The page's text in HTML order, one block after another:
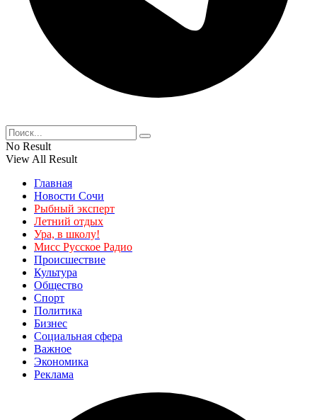
No Result
View All Result
Главная
Новости Сочи
Рыбный эксперт
Летний отдых
Ура, в школу!
Мисс Русское Радио
Происшествие
Культура
Общество
Спорт
Политика
Бизнес
Социальная сфера
Важное
Экономика
Реклама